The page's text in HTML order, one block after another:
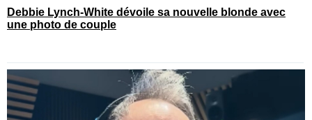
Debbie Lynch-White dévoile sa nouvelle blonde avec
une photo de couple